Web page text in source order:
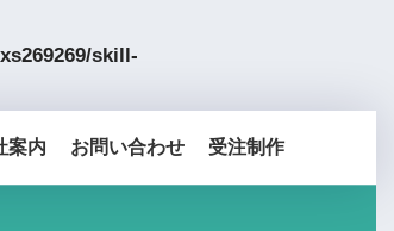
skill-
案内 お問い合わせ 受注制作